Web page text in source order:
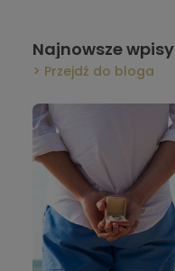
Najnowsze wpisy
Przejdź do bloga